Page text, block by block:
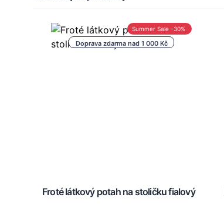
Doprava zdarma nad 1 000 Kč
Summer Sale -30%
Froté látkový potah na stoličku fialový